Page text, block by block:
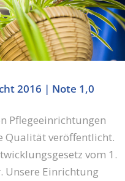
2016 | Note 1,0
Pflegeeinrichtungen
Qualität veröffentlicht.
vom 1.
Unsere Einrichtung